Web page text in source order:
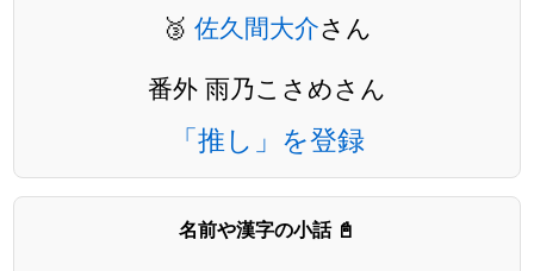
🥉 佐久間大介さん
番外 雨乃こさめさん
「推し」を登録
名前や漢字の小話 📓